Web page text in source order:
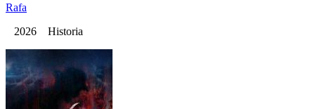
Rafa
2026 Historia